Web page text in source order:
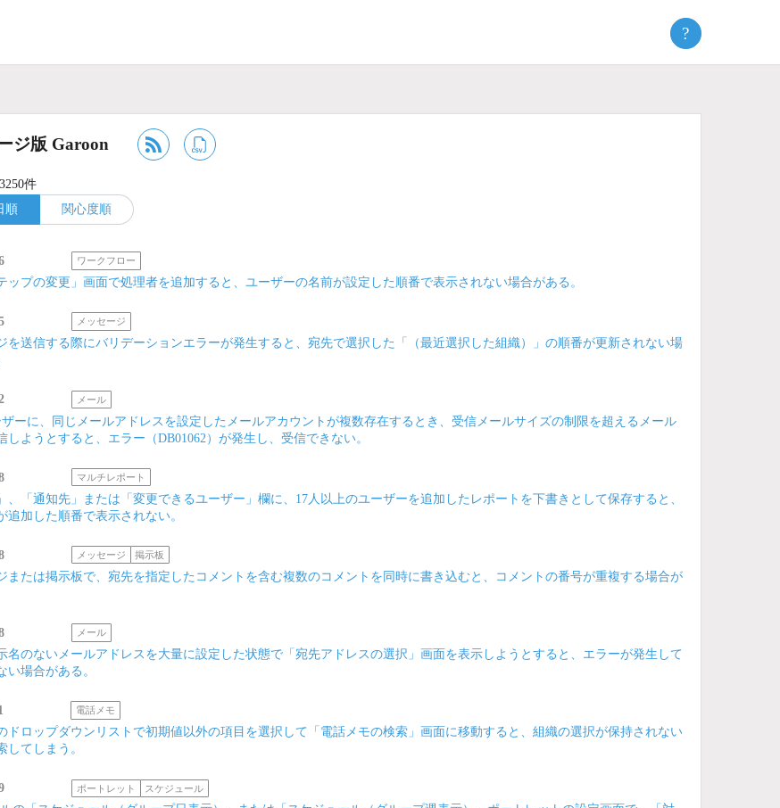
?
ジ版 Garoon
件
順
関心度順
ワークフロー
ップの変更」画面で処理者を追加すると、ユーザーの名前が設定した順番で表示されない場合がある。
メッセージ
を送信する際にバリデーションエラーが発生すると、宛先で選択した「（最近選択した組織）」の順番が更新されない場
メール
ザーに、同じメールアドレスを設定したメールアカウントが複数存在するとき、受信メールサイズの制限を超えるメール
しようとすると、エラー（DB01062）が発生し、受信できない。
マルチレポート
、「通知先」または「変更できるユーザー」欄に、17人以上のユーザーを追加したレポートを下書きとして保存すると、
追加した順番で表示されない。
メッセージ 掲示板
または掲示板で、宛先を指定したコメントを含む複数のコメントを同時に書き込むと、コメントの番号が重複する場合が
メール
名のないメールアドレスを大量に設定した状態で「宛先アドレスの選択」画面を表示しようとすると、エラーが発生して
い場合がある。
電話メモ
ドロップダウンリストで初期値以外の項目を選択して「電話メモの検索」画面に移動すると、組織の選択が保持されない
してしまう。
ポートレット スケジュール